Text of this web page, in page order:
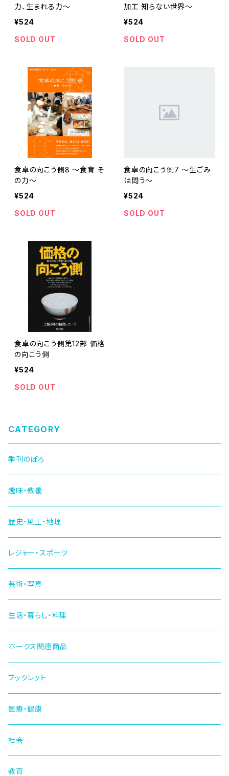
力、生まれる力～
¥524
SOLD OUT
加工 知らない世界～
¥524
SOLD OUT
食卓の向こう側8 ～食育 そ
の力～
¥524
SOLD OUT
食卓の向こう側7 ～生ごみ
は問う～
¥524
SOLD OUT
食卓の向こう側第12部 価格
の向こう側
¥524
SOLD OUT
CATEGORY
季刊のぼろ
趣味・教養
歴史・風土・地理
レジャー・スポーツ
芸術・写真
生活・暮らし・料理
ホークス関連商品
ブックレット
医療・健康
社会
教育